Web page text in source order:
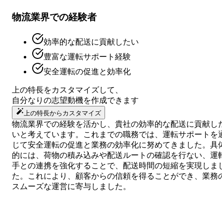
物流業界での経験者
効率的な配送に貢献したい
豊富な運転サポート経験
安全運転の促進と効率化
上の特長をカスタマイズして、
自分なりの志望動機を作成できます
上の特長からカスタマイズ
物流業界での経験を活かし、貴社の効率的な配送に貢献し
いと考えています。これまでの職務では、運転サポートを
じて安全運転の促進と業務の効率化に努めてきました。具
的には、荷物の積み込みや配送ルートの確認を行ない、運
手との連携を強化することで、配送時間の短縮を実現しま
た。これにより、顧客からの信頼を得ることができ、業務
スムーズな運営に寄与しました。